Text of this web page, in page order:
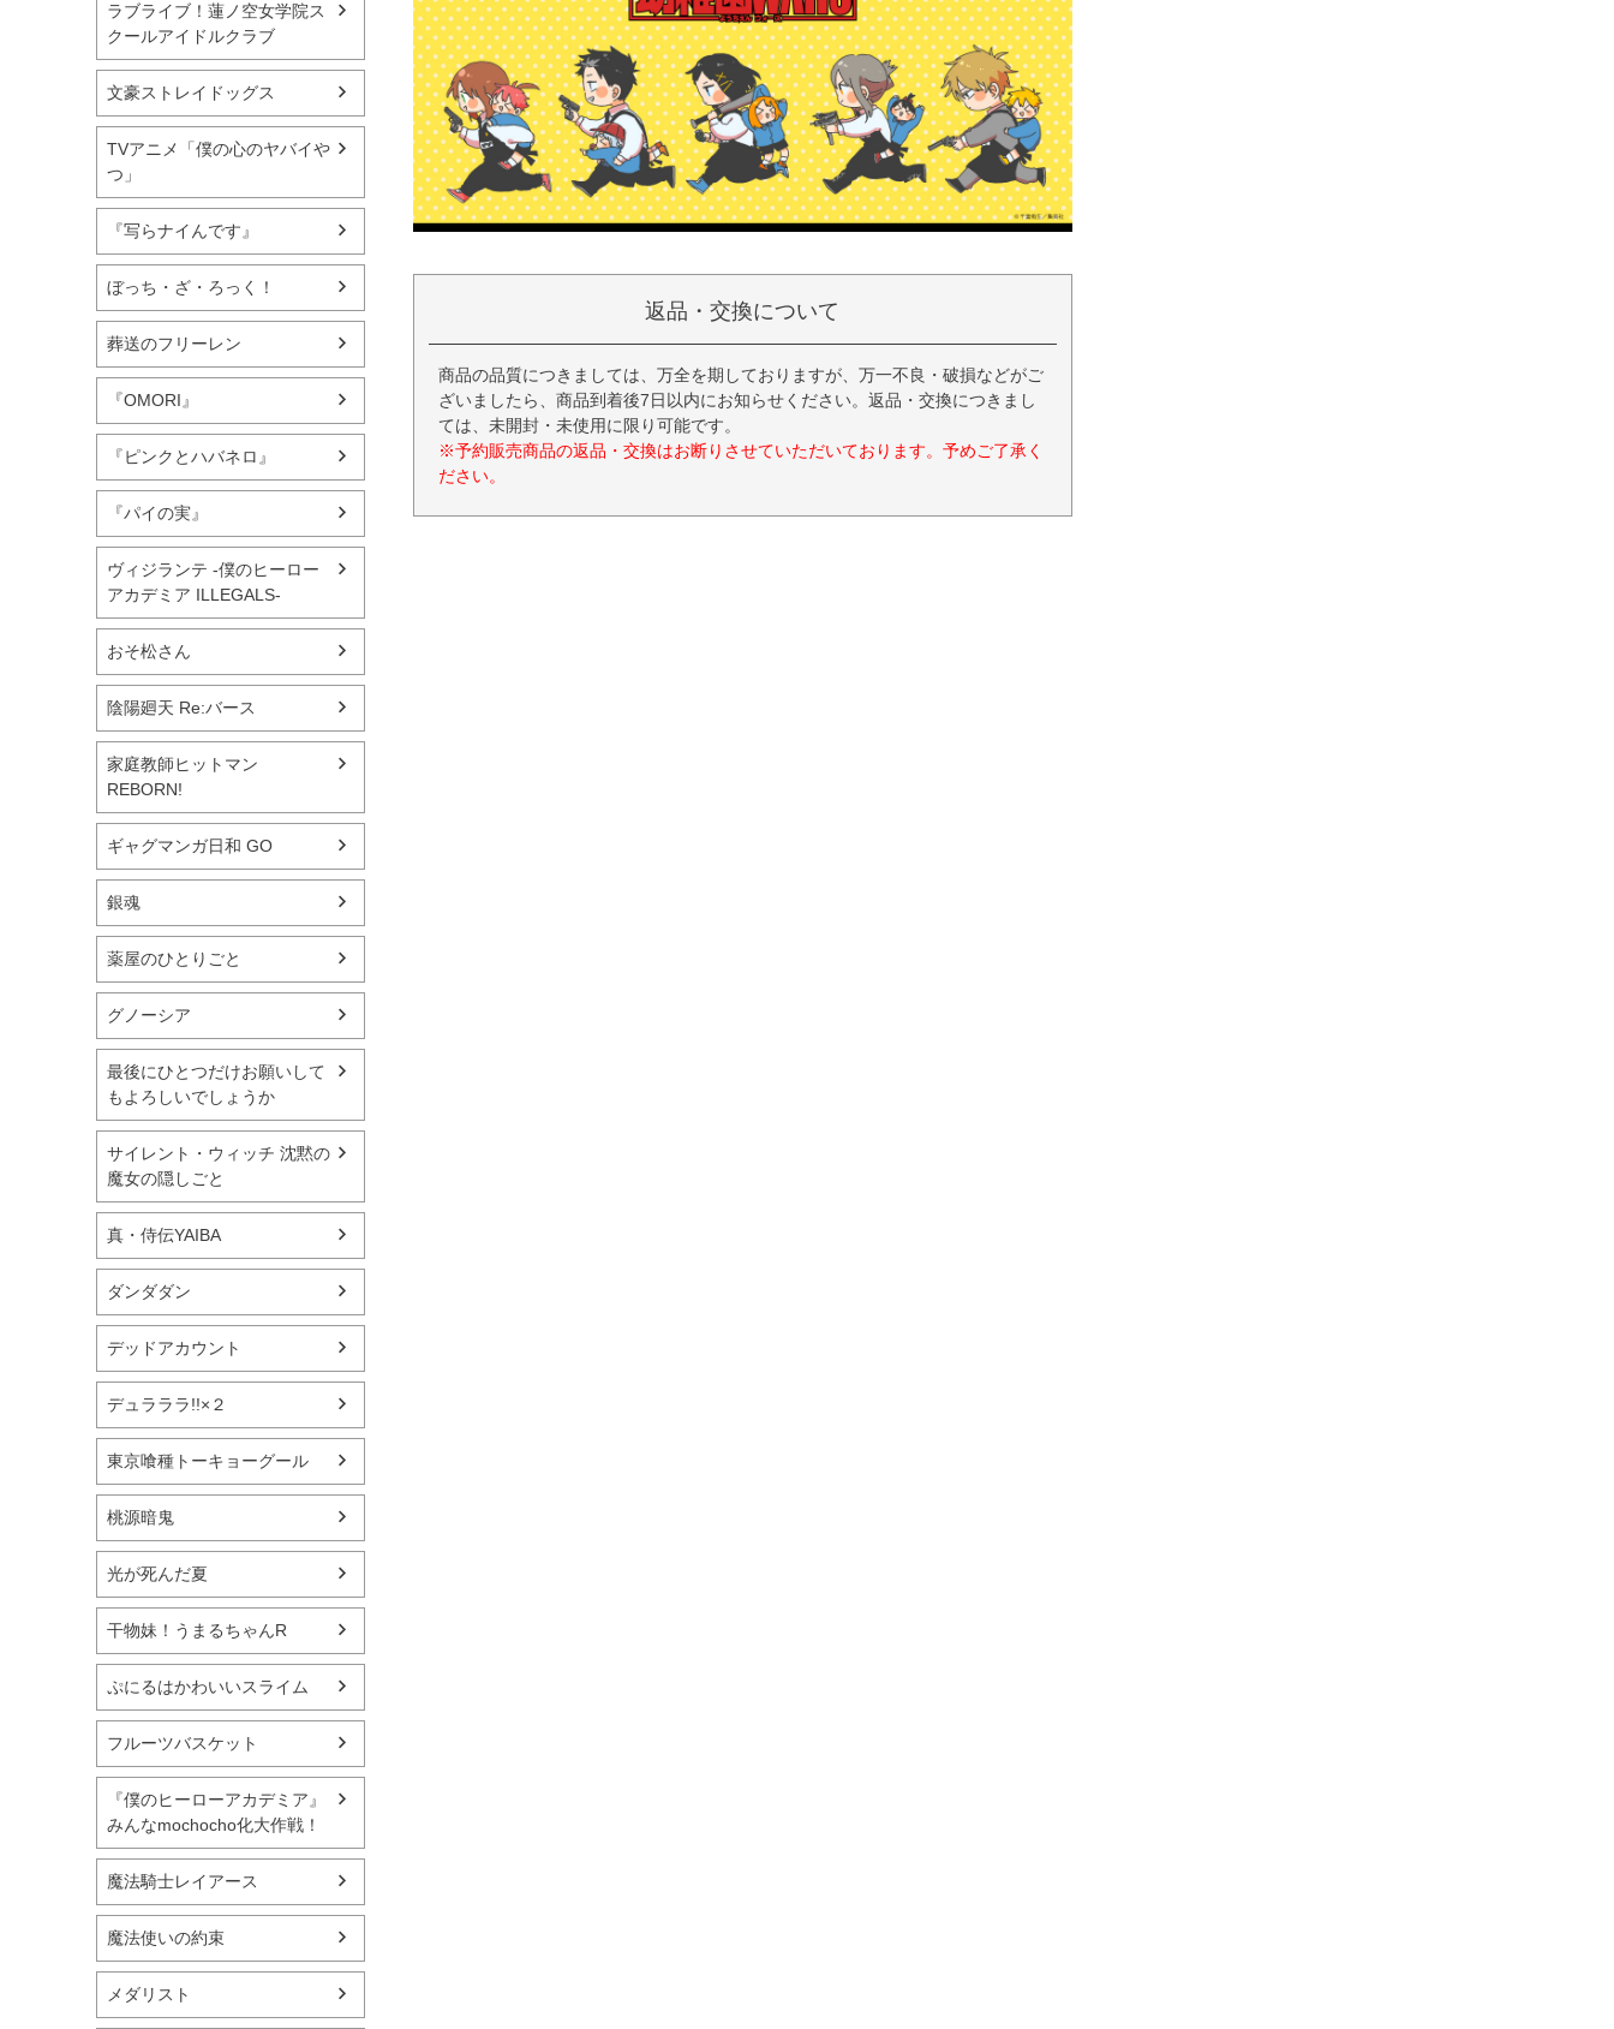
ラブライブ！蓮ノ空女学院ス
クールアイドルクラブ
文豪ストレイドッグス
TVアニメ「僕の心のヤバイや
つ」
『写らナイんです』
ぼっち・ざ・ろっく！
葬送のフリーレン
『OMORI』
『ピンクとハバネロ』
『パイの実』
ヴィジランテ -僕のヒーロー
アカデミア ILLEGALS-
おそ松さん
陰陽廻天 Re:バース
家庭教師ヒットマン
REBORN!
ギャグマンガ日和 GO
銀魂
薬屋のひとりごと
グノーシア
最後にひとつだけお願いして
もよろしいでしょうか
サイレント・ウィッチ 沈黙の
魔女の隠しごと
真・侍伝YAIBA
ダンダダン
デッドアカウント
デュラララ!!×２
東京喰種トーキョーグール
桃源暗鬼
光が死んだ夏
干物妹！うまるちゃんR
ぷにるはかわいいスライム
フルーツバスケット
『僕のヒーローアカデミア』
みんなmochocho化大作戦！
魔法騎士レイアース
魔法使いの約束
メダリスト
返品・交換について
商品の品質につきましては、万全を期しておりますが、万一不良・破損などがご
ざいましたら、商品到着後7日以内にお知らせください。返品・交換につきまし
ては、未開封・未使用に限り可能です。
※予約販売商品の返品・交換はお断りさせていただいております。予めご了承く
ださい。